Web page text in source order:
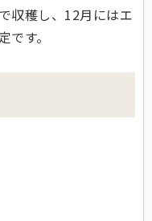
収穫し、12月にはエ
す。